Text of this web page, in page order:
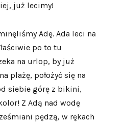
już lecimy!
Adę. Ada leci na
po to tu
na urlop, by już
plażę, położyć się na
siebie górę z bikini,
Z Adą nad wodę
pędzą, w rękach